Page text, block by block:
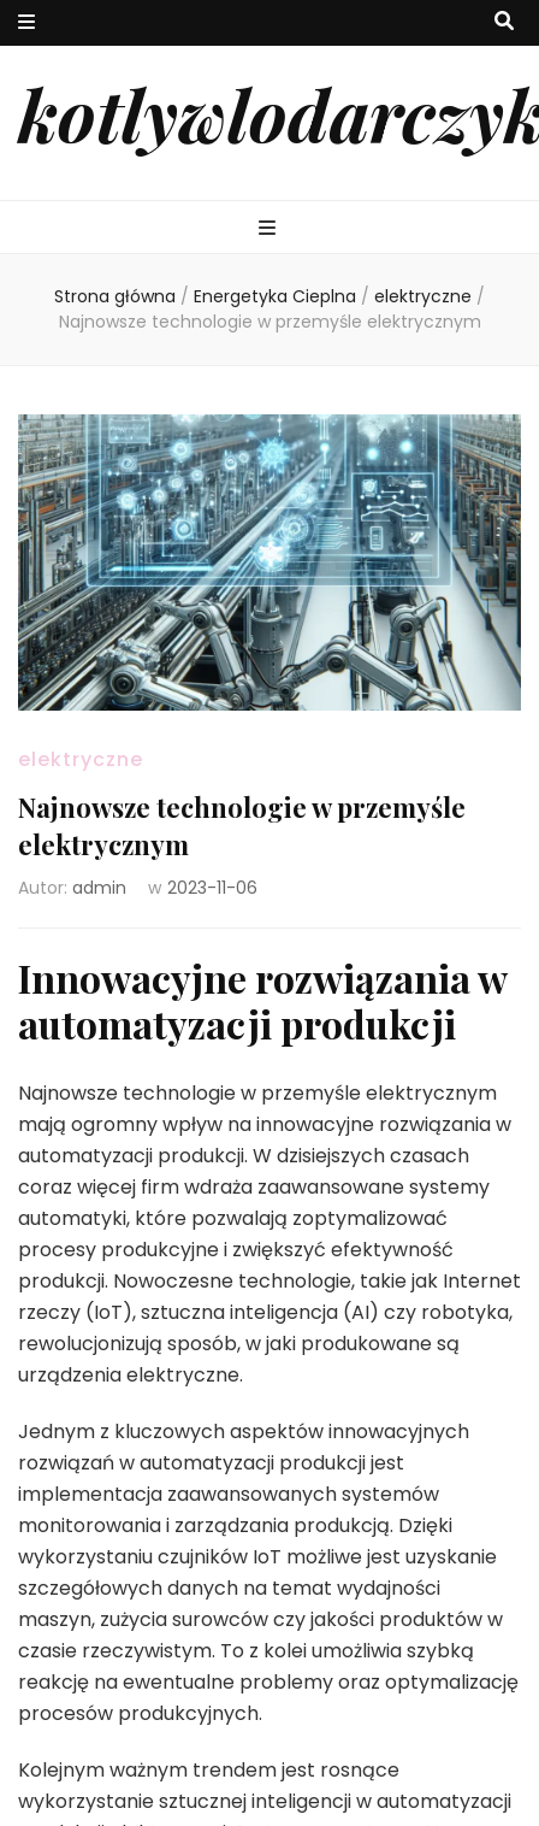
Strona główna / Energetyka Cieplna / elektryczne /
Najnowsze technologie w przemyśle elektrycznym
elektryczne
Najnowsze technologie w przemyśle
elektrycznym
Autor: admin w 2023-11-06
Innowacyjne rozwiązania w
automatyzacji produkcji
Najnowsze technologie w przemyśle elektrycznym
mają ogromny wpływ na innowacyjne rozwiązania w
automatyzacji produkcji. W dzisiejszych czasach
coraz więcej firm wdraża zaawansowane systemy
automatyki, które pozwalają zoptymalizować
procesy produkcyjne i zwiększyć efektywność
produkcji. Nowoczesne technologie, takie jak Internet
rzeczy (IoT), sztuczna inteligencja (AI) czy robotyka,
rewolucjonizują sposób, w jaki produkowane są
urządzenia elektryczne.
Jednym z kluczowych aspektów innowacyjnych
rozwiązań w automatyzacji produkcji jest
implementacja zaawansowanych systemów
monitorowania i zarządzania produkcją. Dzięki
wykorzystaniu czujników IoT możliwe jest uzyskanie
szczegółowych danych na temat wydajności
maszyn, zużycia surowców czy jakości produktów w
czasie rzeczywistym. To z kolei umożliwia szybką
reakcję na ewentualne problemy oraz optymalizację
procesów produkcyjnych.
Kolejnym ważnym trendem jest rosnące
wykorzystanie sztucznej inteligencji w automatyzacji